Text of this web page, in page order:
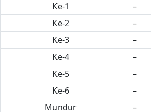
Ke-1
–
Ke-2
–
Ke-3
–
Ke-4
–
Ke-5
–
Ke-6
–
Mundur
–